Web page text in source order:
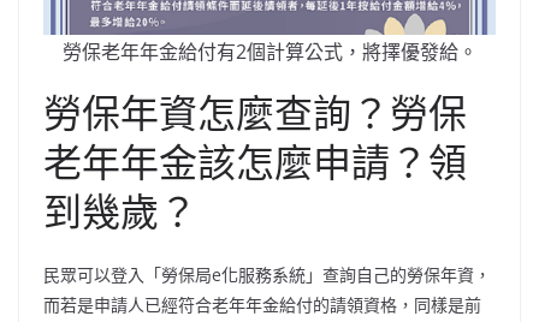
勞保老年年金給付有2個計算公式，將擇優發給。
勞保年資怎麼查詢？勞保
老年年金該怎麼申請？領
到幾歲？
民眾可以登入「勞保局e化服務系統」查詢自己的勞保年資，
而若是申請人已經符合老年年金給付的請領資格，同樣是前